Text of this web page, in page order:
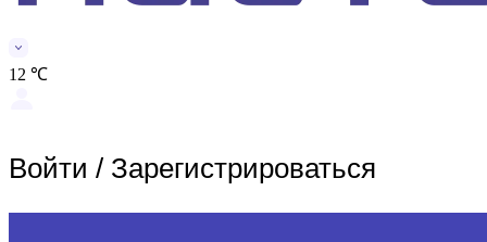
12 ℃
Войти / Зарегистрироваться